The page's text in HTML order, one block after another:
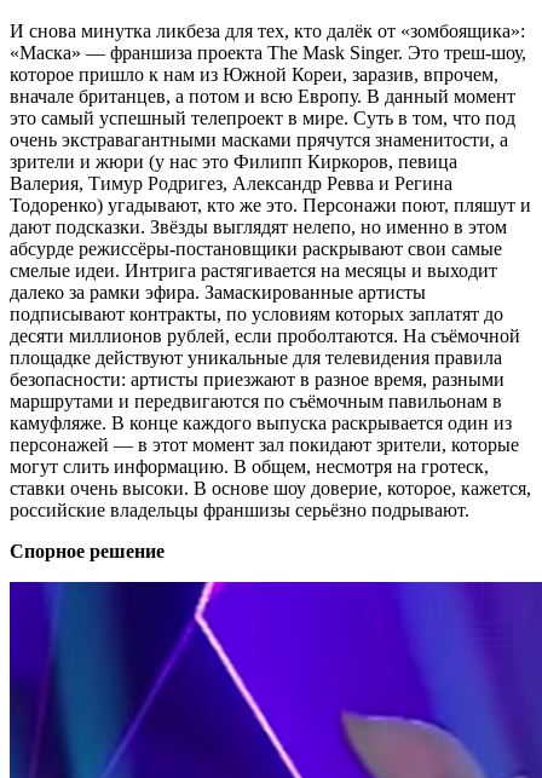
И снова минутка ликбеза для тех, кто далёк от «зомбоящика»:
«Маска» — франшиза проекта The Mask Singer. Это треш-шоу,
которое пришло к нам из Южной Кореи, заразив, впрочем,
вначале британцев, а потом и всю Европу. В данный момент
это самый успешный телепроект в мире. Суть в том, что под
очень экстравагантными масками прячутся знаменитости, а
зрители и жюри (у нас это Филипп Киркоров, певица
Валерия, Тимур Родригез, Александр Ревва и Регина
Тодоренко) угадывают, кто же это. Персонажи поют, пляшут и
дают подсказки. Звёзды выглядят нелепо, но именно в этом
абсурде режиссёры-постановщики раскрывают свои самые
смелые идеи. Интрига растягивается на месяцы и выходит
далеко за рамки эфира. Замаскированные артисты
подписывают контракты, по условиям которых заплатят до
десяти миллионов рублей, если проболтаются. На съёмочной
площадке действуют уникальные для телевидения правила
безопасности: артисты приезжают в разное время, разными
маршрутами и передвигаются по съёмочным павильонам в
камуфляже. В конце каждого выпуска раскрывается один из
персонажей — в этот момент зал покидают зрители, которые
могут слить информацию. В общем, несмотря на гротеск,
ставки очень высоки. В основе шоу доверие, которое, кажется,
российские владельцы франшизы серьёзно подрывают.
Спорное решение